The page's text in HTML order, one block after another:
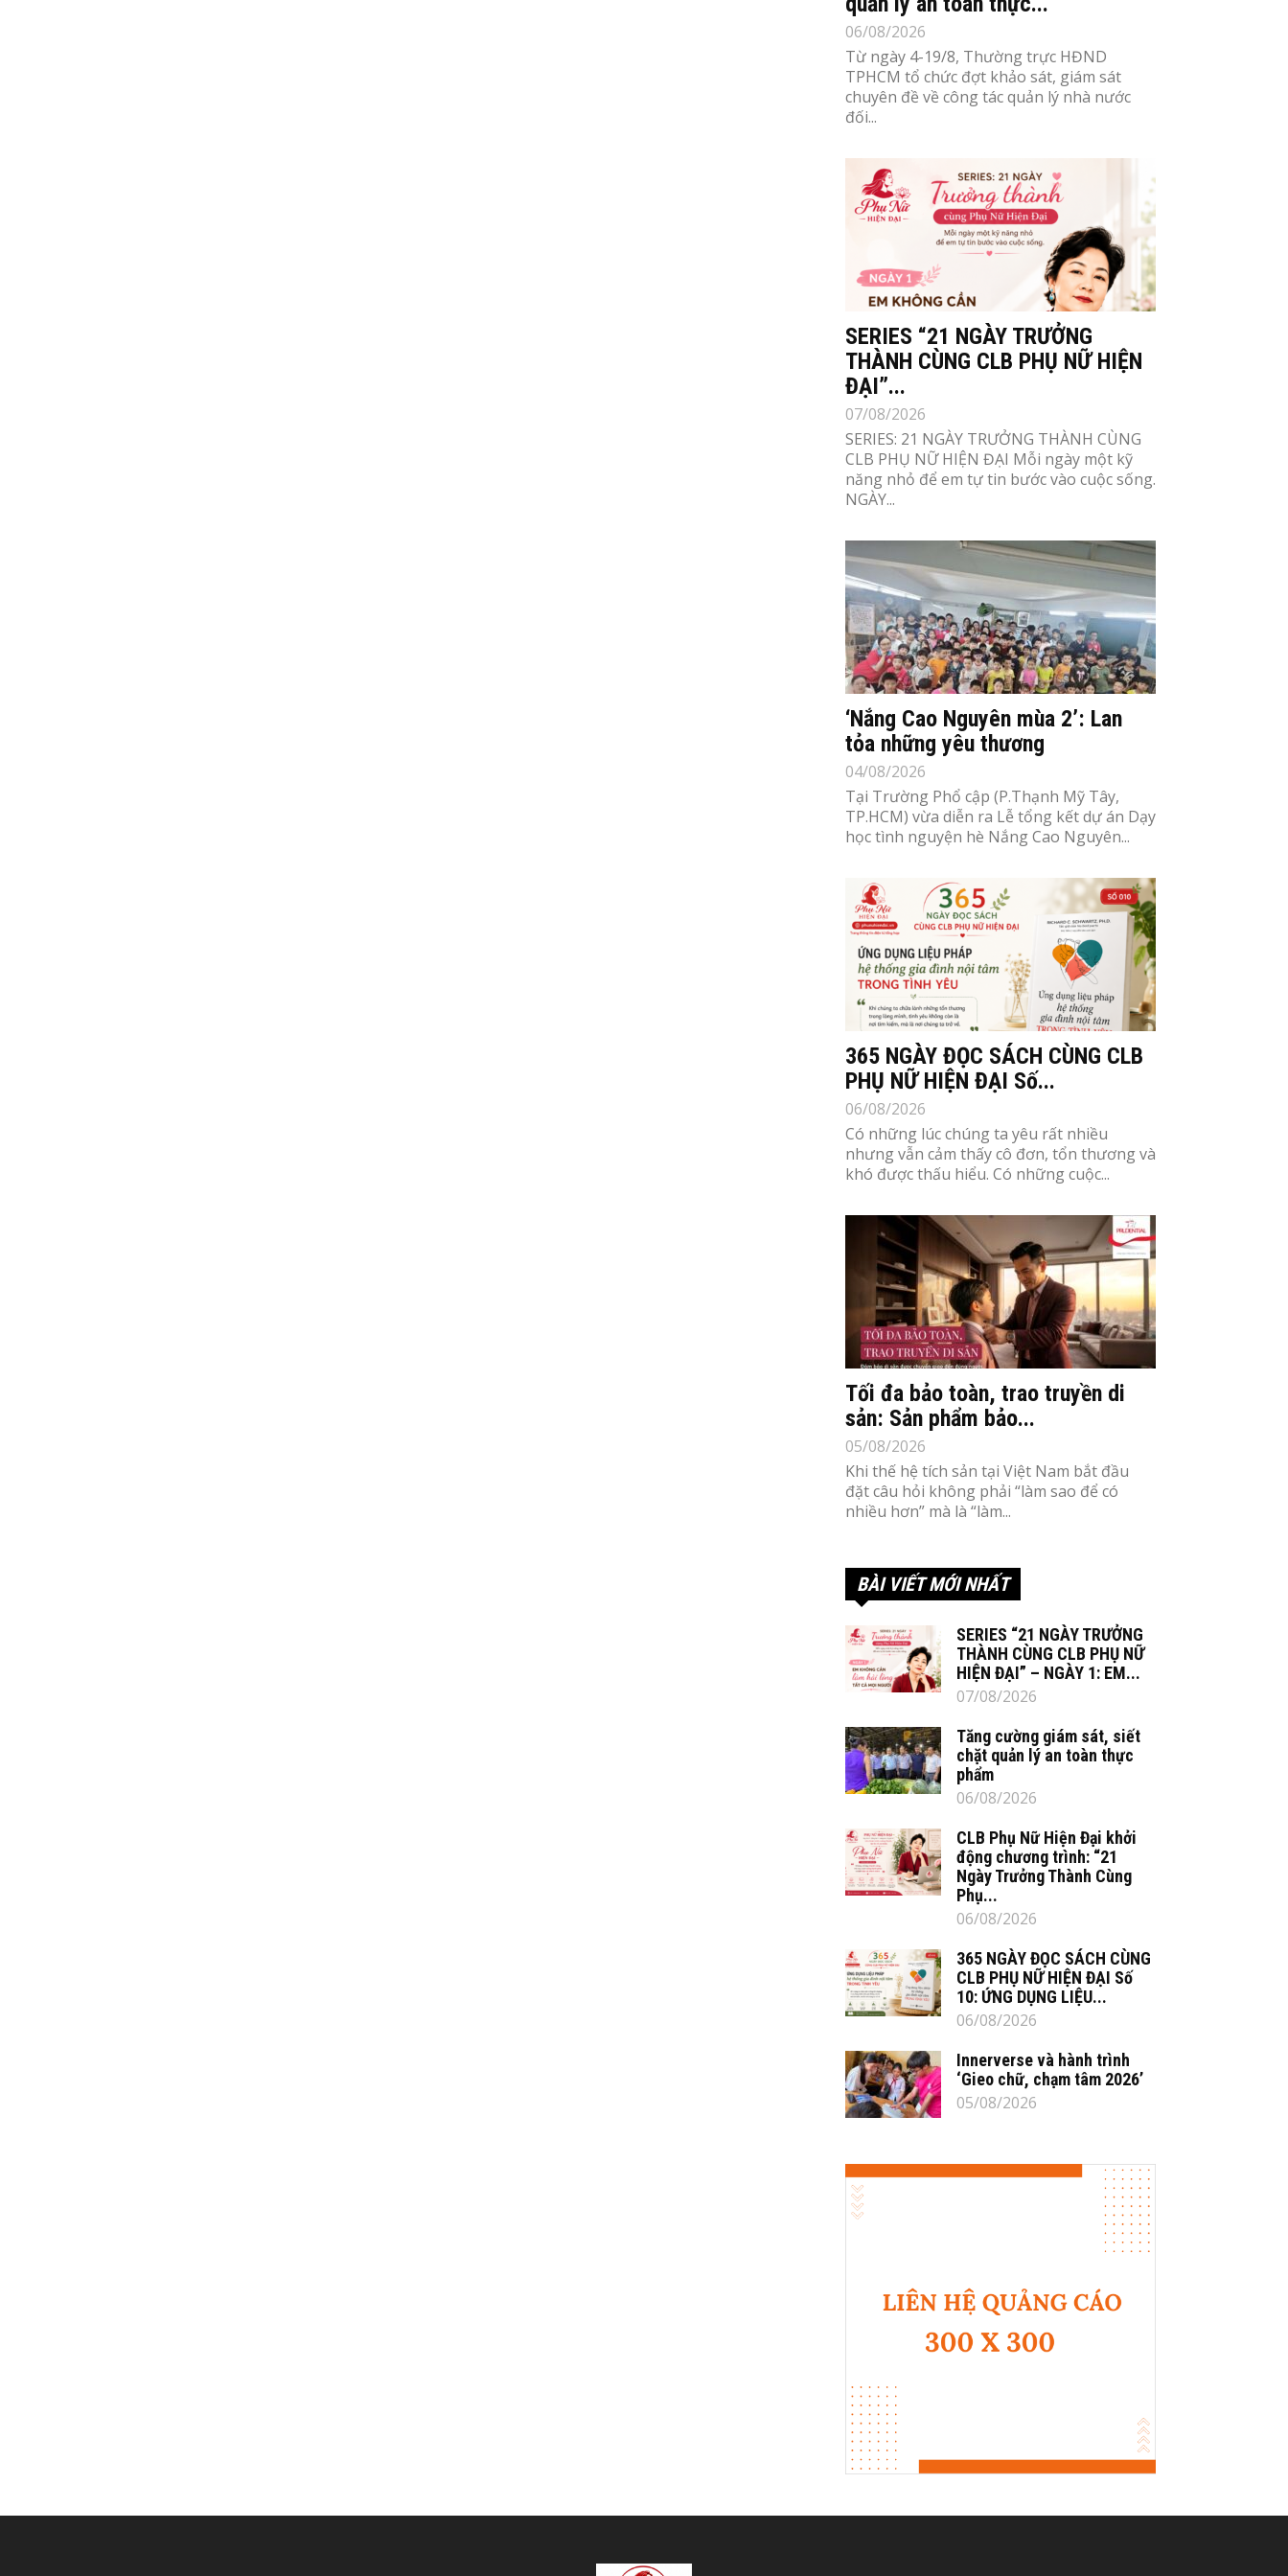
06/08/2026
Từ ngày 4-19/8, Thường trực HĐND
TPHCM tổ chức đợt khảo sát, giám sát
chuyên đề về công tác quản lý nhà nước
đối...
SERIES “21 NGÀY TRƯỞNG
THÀNH CÙNG CLB PHỤ NỮ HIỆN
ĐẠI”...
07/08/2026
SERIES: 21 NGÀY TRƯỞNG THÀNH CÙNG
CLB PHỤ NỮ HIỆN ĐẠI Mỗi ngày một kỹ
năng nhỏ để em tự tin bước vào cuộc sống.
NGÀY...
‘Nắng Cao Nguyên mùa 2’: Lan
tỏa những yêu thương
04/08/2026
Tại Trường Phổ cập (P.Thạnh Mỹ Tây,
TP.HCM) vừa diễn ra Lễ tổng kết dự án Dạy
học tình nguyện hè Nắng Cao Nguyên...
365 NGÀY ĐỌC SÁCH CÙNG CLB
PHỤ NỮ HIỆN ĐẠI Số...
06/08/2026
Có những lúc chúng ta yêu rất nhiều
nhưng vẫn cảm thấy cô đơn, tổn thương và
khó được thấu hiểu. Có những cuộc...
Tối đa bảo toàn, trao truyền di
sản: Sản phẩm bảo...
05/08/2026
Khi thế hệ tích sản tại Việt Nam bắt đầu
đặt câu hỏi không phải “làm sao để có
nhiều hơn” mà là “làm...
BÀI VIẾT MỚI NHẤT
SERIES “21 NGÀY TRƯỞNG
THÀNH CÙNG CLB PHỤ NỮ
HIỆN ĐẠI” – NGÀY 1: EM...
07/08/2026
Tăng cường giám sát, siết
chặt quản lý an toàn thực
phẩm
06/08/2026
CLB Phụ Nữ Hiện Đại khởi
động chương trình: “21
Ngày Trưởng Thành Cùng
Phụ...
06/08/2026
365 NGÀY ĐỌC SÁCH CÙNG
CLB PHỤ NỮ HIỆN ĐẠI Số
10: ỨNG DỤNG LIỆU...
06/08/2026
Innerverse và hành trình
‘Gieo chữ, chạm tâm 2026’
05/08/2026